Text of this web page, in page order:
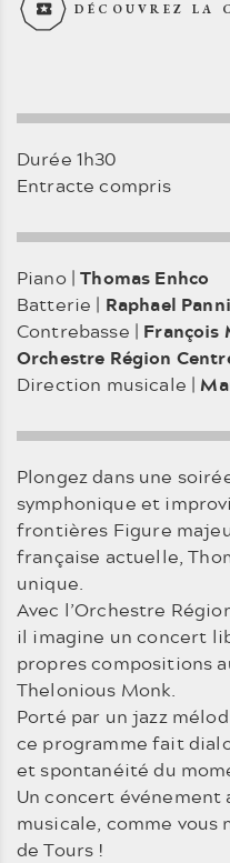
DÉCOUVREZ LA
Durée 1h30
Entracte compris
Piano |Thomas Enhco
Batterie | Raphael
Contrebasse | François
Orchestre Région
Direction musicale |
Plongez dans une
symphonique et
frontières Figure
française actuelle,
unique.
Avec l’Orchestre
il imagine un concert
propres compositions
Thelonious Monk.
Porté par un jazz
ce programme fait
et spontanéité du
Un concert
musicale, comme vous
de Tours !